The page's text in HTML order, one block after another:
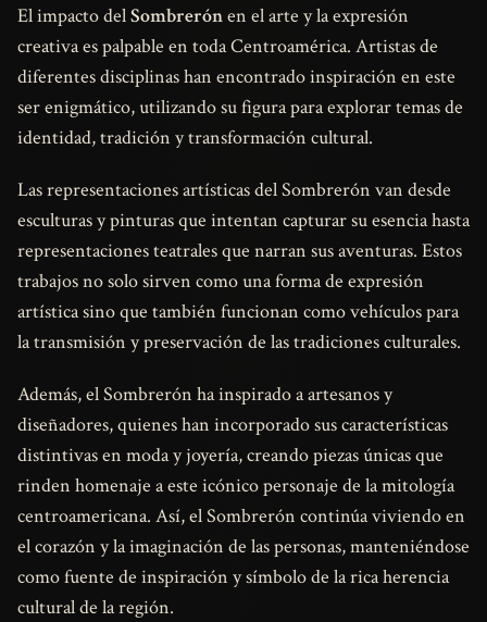
El impacto delSombrerónen el arte y la expresión
creativa es palpable en toda Centroamérica. Artistas de
diferentes disciplinas han encontrado inspiración en este
ser enigmático, utilizando su figura para explorar temas de
identidad, tradición y transformación cultural.
Las representaciones artísticas del Sombrerón van desde
esculturas y pinturas que intentan capturar su esencia hasta
representaciones teatrales que narran sus aventuras. Estos
trabajos no solo sirven como una forma de expresión
artística sino que también funcionan como vehículos para
la transmisión y preservación de las tradiciones culturales.
Además, el Sombrerón ha inspirado a artesanos y
diseñadores, quienes han incorporado sus características
distintivas en moda y joyería, creando piezas únicas que
rinden homenaje a este icónico personaje de la mitología
centroamericana. Así, el Sombrerón continúa viviendo en
el corazón y la imaginación de las personas, manteniéndose
como fuente de inspiración y símbolo de la rica herencia
cultural de la región.